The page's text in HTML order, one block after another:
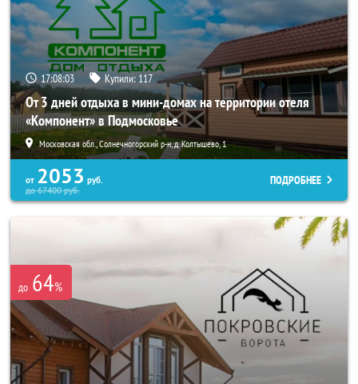
17:08:02 Купили: 117
От 3 дней отдыха в мини-домах на территории отеля
«Компонент» в Подмосковье
Московская обл., Солнечногорский р-н, д. Колтышево, 1
от 2053 руб.
до67400руб.
ПОДРОБНЕЕ
до 64%